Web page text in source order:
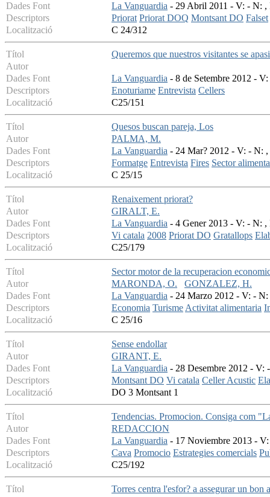
Dades Font
La Vanguardia - 29 Abril 2011 - V: - N: ,
Descriptors
Priorat Priorat DOQ Montsant DO Falset
Localització
C 24/312
Títol
Queremos que nuestros visitantes se
Autor
Dades Font
La Vanguardia - 8 de Setembre 2012 -
Descriptors
Enoturiame Entrevista Cellers
Localització
C25/151
Títol
Quesos buscan pareja, Los
Autor
PALMA, M.
Dades Font
La Vanguardia - 24 Mar? 2012 - V: - N: ,
Descriptors
Formatge Entrevista Fires Sector
Localització
C 25/15
Títol
Renaixement priorat?
Autor
GIRALT, E.
Dades Font
La Vanguardia - 4 Gener 2013 - V: - N: ,
Descriptors
Vi catala 2008 Priorat DO Gratallops
Localització
C25/179
Títol
Sector motor de la recuperacion
Autor
MARONDA, O.
GONZALEZ, H.
Dades Font
La Vanguardia - 24 Marzo 2012 - V: - N:
Descriptors
Economia TurismeActivitat alimentaria
Localització
C 25/16
Títol
Sense endollar
Autor
GIRANT, E.
Dades Font
La Vanguardia - 28 Desembre 2012 - V:
Descriptors
Montsant DO Vi catala Celler Acustic
Localització
DO 3 Montsant 1
Títol
Tendencias. Promocion. Consiga com
Autor
REDACCION
Dades Font
La Vanguardia - 17 Noviembre 2013 -
Descriptors
Cava Promocio Estrategies comercials
Localització
C25/192
Títol
Torres centra l'esfor? a assegurar un bon